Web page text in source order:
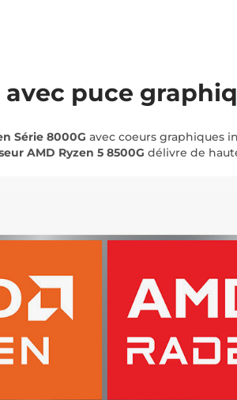
avec puce
Série 8000G avec coeurs graphiques
AMD Ryzen 5 8500G délivre de